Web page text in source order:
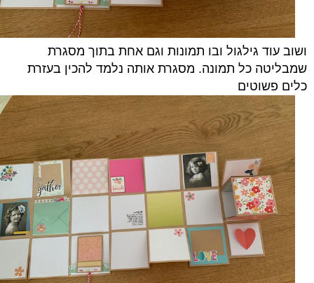
ושוב עוד גילגול ובו תמונות וגם אחת בתוך מסגרת
שמבליטה כל תמונה. מסגרת אותה נלמד להכין בעזרת
כלים פשוטים